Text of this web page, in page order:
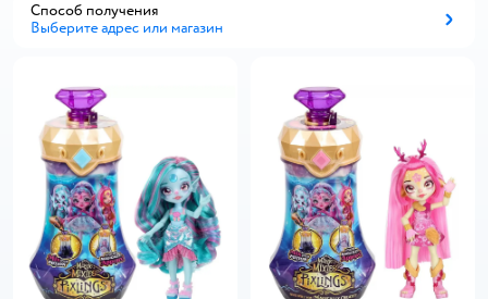
Способ получения
Выберите адрес или магазин